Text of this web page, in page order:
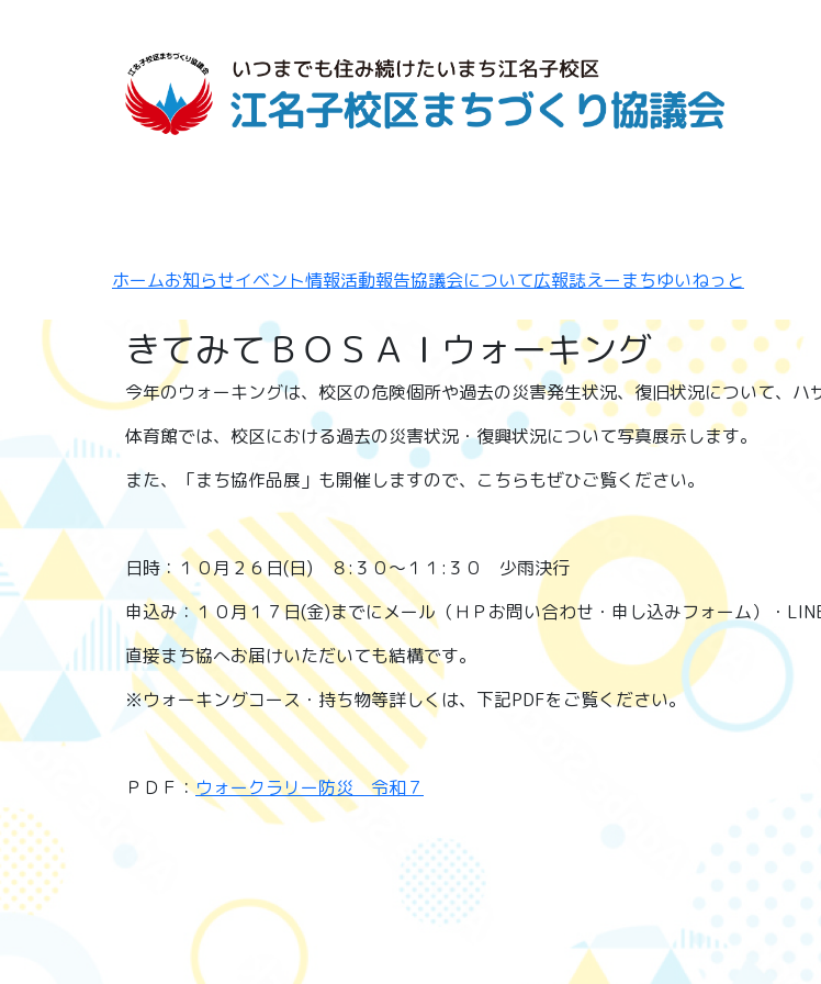
ホームお知らせイベント情報活動報告協議会について広報誌えーまちゆいねっと
きてみてＢＯＳＡＩウォーキング
今年のウォーキングは、校区の危険個所や過去の災害発生状況、復旧状況について、
体育館では、校区における過去の災害状況・復興状況について写真展示します。
また、「まち協作品展」も開催しますので、こちらもぜひご覧ください。
日時：１０月２６日(日) ８:３０～１１:３０ 少雨決行
申込み：１０月１７日(金)までにメール（ＨＰお問い合わせ・申し込みフォーム）・
直接まち協へお届けいただいても結構です。
※ウォーキングコース・持ち物等詳しくは、下記PDFをご覧ください。
ＰＤＦ：ウォークラリー防災 令和７